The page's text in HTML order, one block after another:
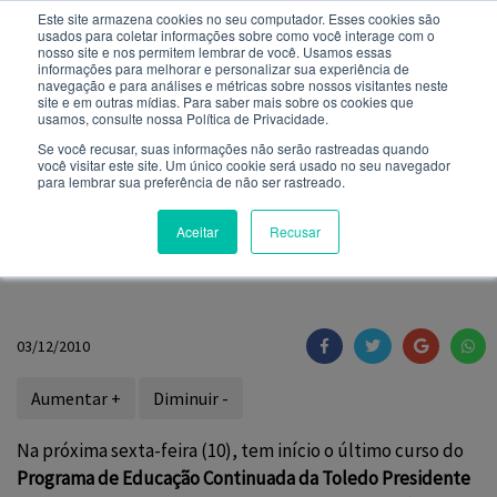
Este site armazena cookies no seu computador. Esses cookies são
usados ​​para coletar informações sobre como você interage com o
nosso site e nos permitem lembrar de você. Usamos essas
informações para melhorar e personalizar sua experiência de
navegação e para análises e métricas sobre nossos visitantes neste
site e em outras mídias. Para saber mais sobre os cookies que
usamos, consulte nossa Política de Privacidade.
Se você recusar, suas informações não serão rastreadas quando
você visitar este site. Um único cookie será usado no seu navegador
para lembrar sua preferência de não ser rastreado.
Aceitar Recusar
NOTÍCIAS
Área jurídica é tema de
curso do PEC Toledo
03/12/2010
Aumentar + Diminuir -
Na próxima sexta-feira (10), tem início o último curso do
Programa de Educação Continuadada Toledo Presidente
Você quer receber notificações e não perder nenhuma
notícia importante?